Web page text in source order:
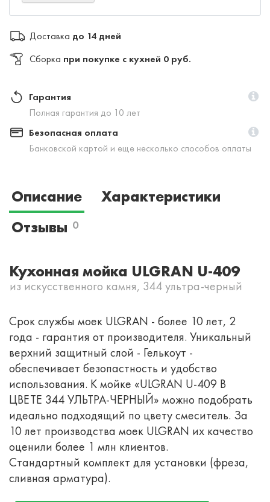
Доставка до 14 дней
Сборка при покупке с кухней 0 руб.
Гарантия
Полная гарантия до 10 лет
Безопасная оплата
Банковской картой и еще несколько способов оплаты
Описание
Характеристики
Отзывы 0
Кухонная мойка ULGRAN U-409
из искусственного камня, 344 ультра-черный
Срок службы моек ULGRAN - более 10 лет, 2
года - гарантия от производителя. Уникальный
верхний защитный слой - Гелькоут -
обеспечивает безопастность и удобство
использования. К мойке «ULGRAN U-409 В
ЦВЕТЕ 344 УЛЬТРА-ЧЕРНЫЙ» можно подобрать
идеально подходящий по цвету смеситель. За
10 лет производства моек ULGRAN их качество
оценили более 1 млн клиентов.
Стандартный комплект для установки (фреза,
сливная арматура).